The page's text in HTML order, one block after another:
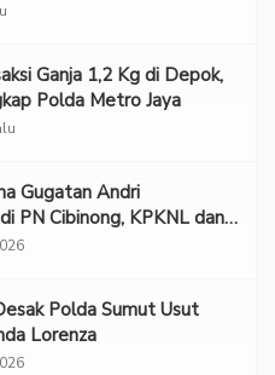
Ganja 1,2 Kg di Depok,
Polda Metro Jaya
Gugatan Andri
PN Cibinong, KPKNL dan
Polda Sumut Usut
Lorenza